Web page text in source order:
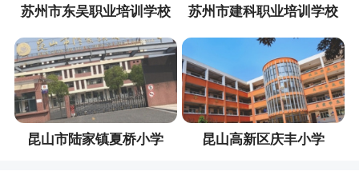
苏州市东吴职业培训学校 苏州市建科职业培训学校
昆山市陆家镇夏桥小学 昆山高新区庆丰小学